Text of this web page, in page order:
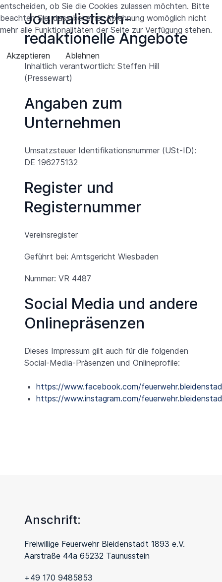
Journalistisch-
redaktionelle Angebote
Inhaltlich verantwortlich: Steffen Hill
(Pressewart)
Angaben zum
Unternehmen
Umsatzsteuer Identifikationsnummer (USt-ID):
DE 196275132
Register und
Registernummer
Vereinsregister
Geführt bei: Amtsgericht Wiesbaden
Nummer: VR 4487
Social Media und andere
Onlinepräsenzen
Dieses Impressum gilt auch für die folgenden
Social-Media-Präsenzen und Onlineprofile:
https://www.facebook.com/
https://www.instagram.com/
Anschrift:
Freiwillige Feuerwehr Bleidenstadt 1893 e.V.
Aarstraße 44a 65232 Taunusstein
+49 170 9485853
entscheiden, ob Sie die Cookies zulassen möchten. Bitte
beachten Sie, dass bei einer Ablehnung womöglich nicht
mehr alle Funktionalitäten der Seite zur Verfügung stehen.
Akzeptieren Ablehnen